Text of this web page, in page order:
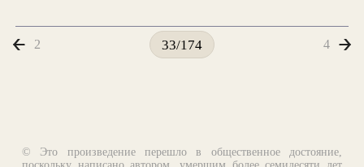
2 33/174 4
© Это произведение перешло в общественное достояние,